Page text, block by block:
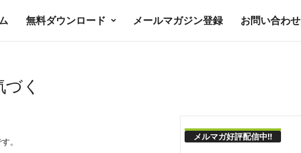
無料ダウンロード メールマガジン登録 お問い合わせ
く
。
メルマガ好評配信中!!